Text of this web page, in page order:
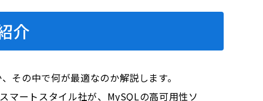
介
その中で何が最適なのか解説します。
マートスタイル社が、MySQLの高可用性ソ